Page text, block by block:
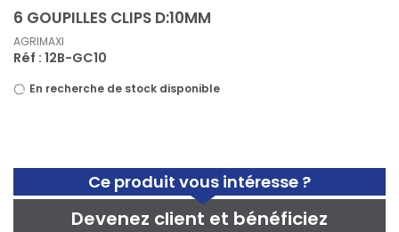
Ce produit vous intéresse ?
Devenez client et bénéficiez
6 GOUPILLES CLIPS D:10MM
AGRIMAXI
Réf : 12B-GC10
En recherche de stock disponible